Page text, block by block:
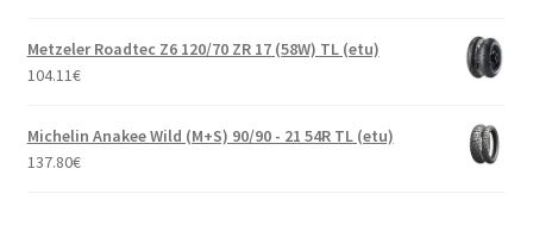
Metzeler Roadtec Z6 120/70 ZR 17 (58W) TL (etu)
104.11€
Michelin Anakee Wild (M+S) 90/90 - 21 54R TL (etu)
137.80€